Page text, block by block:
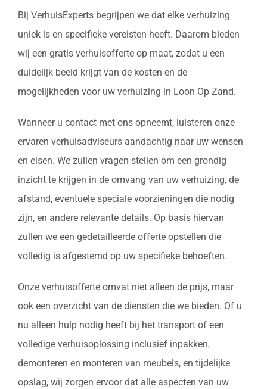
Bij VerhuisExperts begrijpen we dat elke verhuizing
uniek is en specifieke vereisten heeft. Daarom bieden
wij een gratis verhuisofferte op maat, zodat u een
duidelijk beeld krijgt van de kosten en de
mogelijkheden voor uw verhuizing in Loon Op Zand.
Wanneer u contact met ons opneemt, luisteren onze
ervaren verhuisadviseurs aandachtig naar uw wensen
en eisen. We zullen vragen stellen om een grondig
inzicht te krijgen in de omvang van uw verhuizing, de
afstand, eventuele speciale voorzieningen die nodig
zijn, en andere relevante details. Op basis hiervan
zullen we een gedetailleerde offerte opstellen die
volledig is afgestemd op uw specifieke behoeften.
Onze verhuisofferte omvat niet alleen de prijs, maar
ook een overzicht van de diensten die we bieden. Of u
nu alleen hulp nodig heeft bij het transport of een
volledige verhuisoplossing inclusief inpakken,
demonteren en monteren van meubels, en tijdelijke
opslag, wij zorgen ervoor dat alle aspecten van uw